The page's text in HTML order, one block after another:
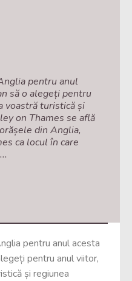
pentru anul
să o alegeți pentru
voastră turistică și
on Thames se află
din Anglia,
ca locul în care
pentru anul acesta
pentru anul viitor,
și regiunea